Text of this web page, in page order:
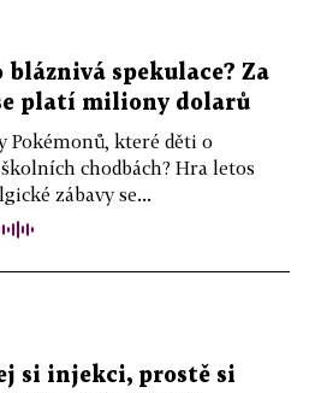
spekulace? Za
platí miliony dolarů
Pokémonů, které děti o
chodbách? Hra letos
zábavy se...
si injekci, prostě si